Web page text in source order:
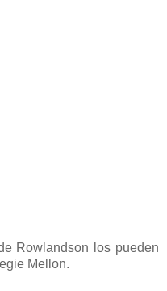
Rowlandson los pueden
Mellon.